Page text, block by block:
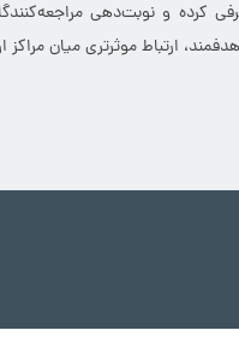
کرده و نوبت‌دهی
ارتباط موثرتری میان